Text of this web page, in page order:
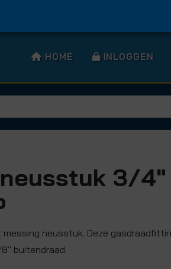
HOME INLOGGEN
3/
messing neusstuk. Deze
buitendraad.